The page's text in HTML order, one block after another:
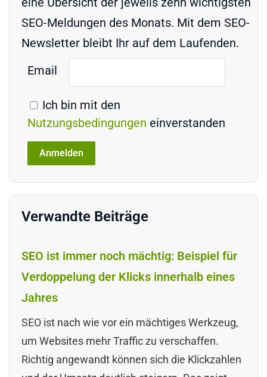
SEO-Meldungen des Monats. Mit dem SEO-
Newsletter bleibt Ihr auf dem Laufenden.
Email
Ich bin mit den
Nutzungsbedingungen einverstanden
Verwandte Beiträge
SEO ist immer noch mächtig: Beispiel für
Verdoppelung der Klicks innerhalb eines
Jahres
SEO ist nach wie vor ein mächtiges Werkzeug,
um Websites mehr Traffic zu verschaffen.
Richtig angewandt können sich die Klickzahlen